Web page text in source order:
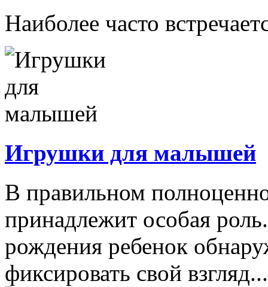
Наиболее часто
Игрушки для малышей
В правильном
принадлежит особая
рождения ребенок
фиксировать свой взгляд...